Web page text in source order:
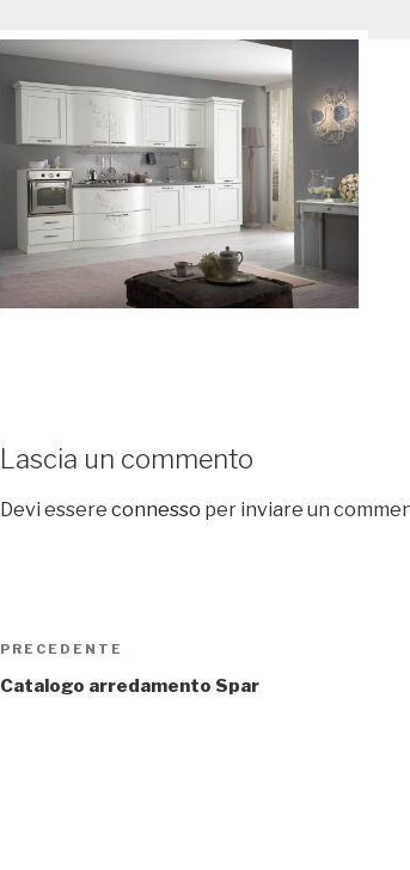
Lascia un commento
Devi essere connesso per inviare un
Navigazione
articoli
Articolo
precedente:
PRECEDENTE
Catalogo arredamento Spar